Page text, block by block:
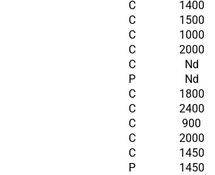
C 1400
C 1500
C 1000
C 2000
C Nd
P Nd
C 1800
C 2400
C 900
C 2000
C 1450
P 1450